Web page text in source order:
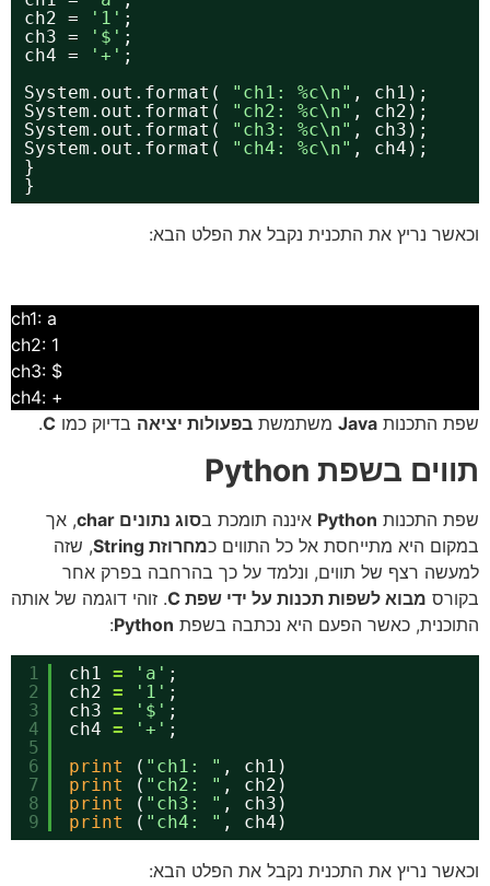
ch2 =
'1' ;
ch3 =
'$' ;
ch4 =
'+' ;
System.out.format(
"ch1: %c\n" , ch1);
System.out.format(
"ch2: %c\n" , ch2);
System.out.format(
"ch3: %c\n" , ch3);
System.out.format(
"ch4: %c\n" , ch4);
}
}
וכאשר נריץ את התכנית נקבל את הפלט הבא:
ch1: a
ch2: 1
$ :ch3
+ :ch4
שפת התכנות Java משתמשת בפעולות יציאה בדיוק כמו C
.
תווים בשפת Python
שפת התכנות Python איננה תומכת בסוג נתונים char
, אך
במקום היא מתייחסת אל כל התווים כמחרוזת String
, שזה
למעשה רצף של תווים, ונלמד על כך בהרחבה בפרק אחר
בקורס מבוא לשפות תכנות על ידי שפת C
. זוהי דוגמה של אותה
התוכנית, כאשר הפעם היא נכתבה בשפת Python
:
1
2
3
4
5
6
7
8
9
ch1 = 'a' ;
ch2 = '1' ;
ch3 = '$' ;
ch4 = '+' ;
print
( "ch1: " , ch1)
print
( "ch2: " , ch2)
print
( "ch3: " , ch3)
print
( "ch4: " , ch4)
וכאשר נריץ את התכנית נקבל את הפלט הבא: